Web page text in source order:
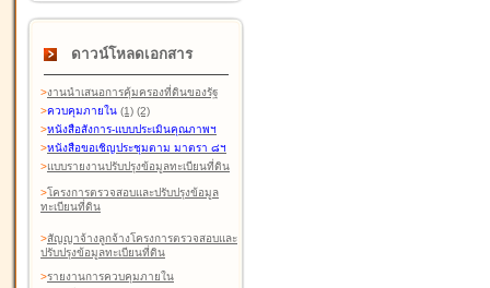
ดาวน์โหลดเอกสาร
>งานนำเสนอการคุ้มครองที่ดินของรัฐ
>ควบคุมภายใน (1) (2)
>หนังสือสังการ-แบบประเมินคุณภาพฯ
>หนังสือขอเชิญประชุมตาม มาตรา ๘ฯ
>แบบรายงานปรับปรุงข้อมูลทะเบียนที่ดิน
>โครงการตรวจสอบและปรับปรุงข้อมูล
ทะเบียนที่ดิน
>สัญญาจ้างลูกจ้างโครงการตรวจสอบและ
ปรับปรุงข้อมูลทะเบียนที่ดิน
>รายงานการควบคุมภายใน